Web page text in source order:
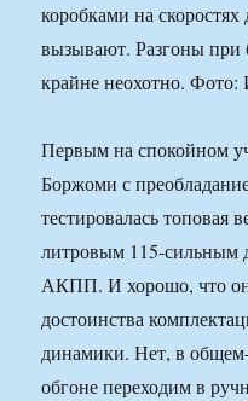
коробками на
вызывают. Разгоны при
крайне неохотно. Фото:
Первым на спокойном
Боржоми с
тестировалась топовая
литровым 115-сильным
АКПП. И хорошо, что
достоинства
динамики. Нет, в
обгоне переходим в